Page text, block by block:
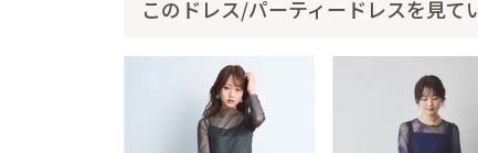
このドレス/パーティードレスを見て